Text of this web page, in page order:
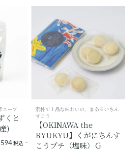
スープ
くと
)
594税込
素朴で上品な味わいの、まあるいちん
すこう
【OKINAWA the
RYUKYU】くがにちんす
こうプチ（塩味）Ｇ